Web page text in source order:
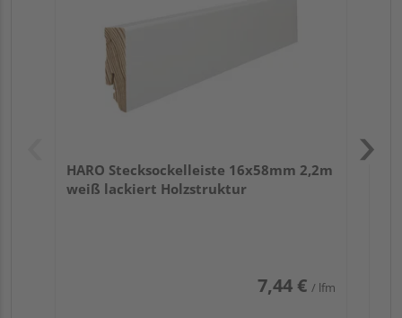
HARO Stecksockelleiste 16x58mm 2,2m
weiß lackiert Holzstruktur
7,44 € / lfm